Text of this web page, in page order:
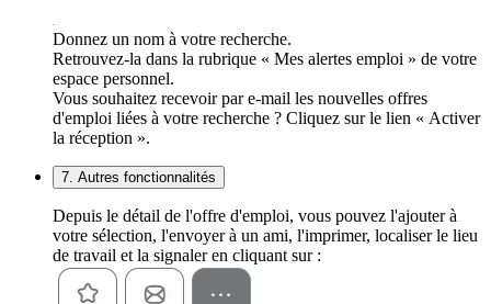
Donnez un nom à votre recherche.
Retrouvez-la dans la rubrique « Mes alertes emploi » de votre
espace personnel.
Vous souhaitez recevoir par e-mail les nouvelles offres
d'emploi liées à votre recherche ? Cliquez sur le lien « Activer
la réception ».
7. Autres fonctionnalités
Depuis le détail de l'offre d'emploi, vous pouvez l'ajouter à
votre sélection, l'envoyer à un ami, l'imprimer, localiser le lieu
de travail et la signaler en cliquant sur :